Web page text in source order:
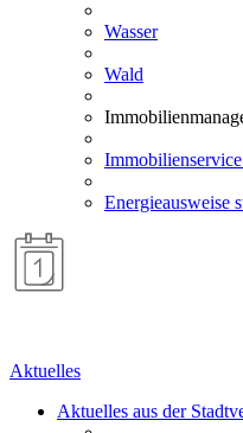
Wasser
Wald
Energieausweise
Aktuelles
Aktuelles aus der